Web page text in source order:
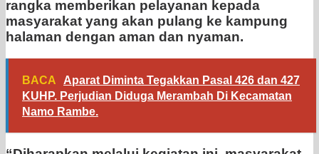
rangka memberikan pelayanan kepada
masyarakat yang akan pulang ke kampung
halaman dengan aman dan nyaman.
BACA
Aparat Diminta Tegakkan Pasal 426 dan 427
KUHP. Perjudian Diduga Merambah Di Kecamatan
Namo Rambe.